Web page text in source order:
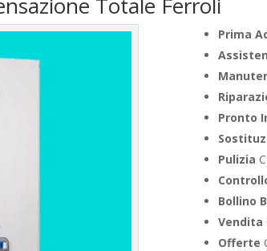
Prima
Pronto
Pulizia
Bollino
Vendita
Offerte